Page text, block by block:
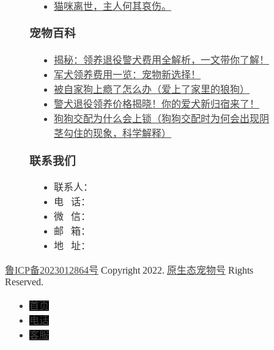
猫咪离世，主人何其哀伤。
宠物百科
揭秘：领养退役警犬费用全解析，一文带你了解！
军犬领养费用一览：宠物新选择！
被自家狗上瘾了怎么办（爱上了家里的狼狗）
警犬退役领养价格揭晓！你的爱犬新归宿来了！
狗狗交配为什么会上锁（狗狗交配时为何会出现阴
茎勾住的现象，科学解释）
联系我们
联系人：
电 话：
微 信：
邮 箱：
地 址：
鲁ICP备2023012864号 Copyright 2022. 原生态宠物号 Rights
Reserved.
首页
电话
客服